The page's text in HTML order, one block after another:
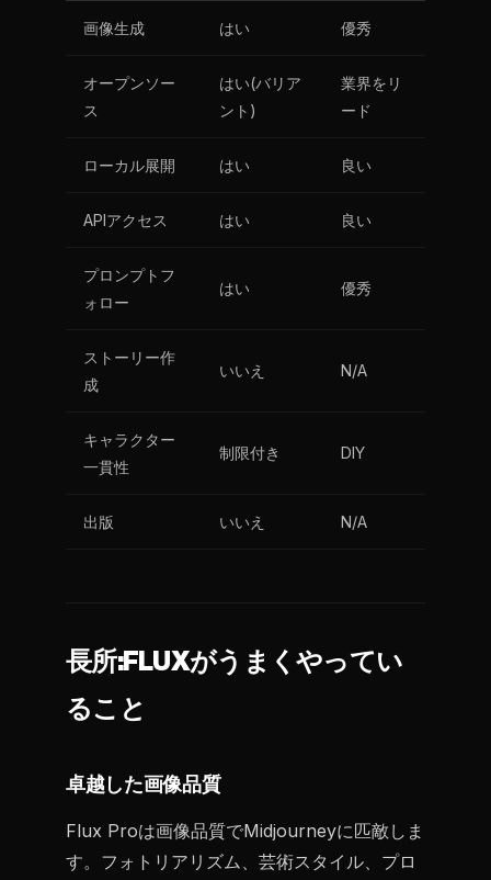
画像生成 はい 優秀
オープンソー
ス
はい(バリア
ント)
業界をリ
ード
ローカル展開 はい 良い
APIアクセス はい 良い
プロンプトフ
ォロー
はい 優秀
ストーリー作
成
いいえ N/A
キャラクター
一貫性
制限付き DIY
出版 いいえ N/A
長所:FLUXがうまくやってい
ること
卓越した画像品質
Flux Proは画像品質でMidjourneyに匹敵しま
す。フォトリアリズム、芸術スタイル、プロ